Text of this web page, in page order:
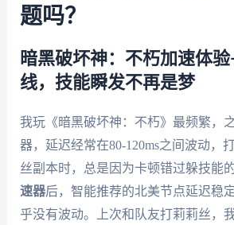
题吗？
暗黑破坏神：不朽加速体
线，技能瞬发不再是梦
我玩《暗黑破坏神：不朽》最频繁，
器，延迟经常在80-120ms之间波动，
丝副本时，总是因为卡顿错过躲技能
速器后，智能推荐的北美节点延迟稳
乎没有波动。上次和队友打莉莉丝，